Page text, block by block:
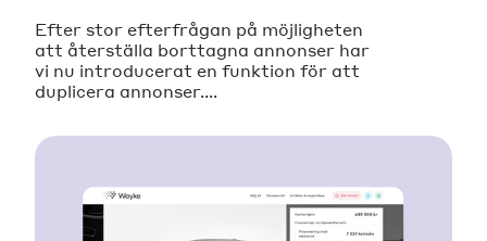
Efter stor efterfrågan på möjligheten
att återställa borttagna annonser har
vi nu introducerat en funktion för att
duplicera annonser....